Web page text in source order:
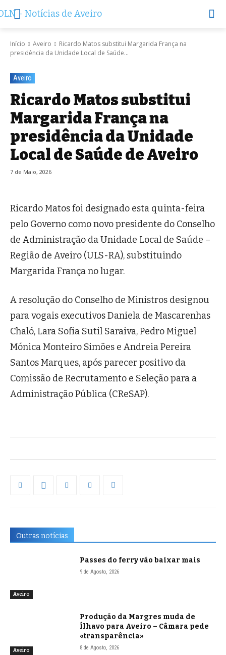
Início Aveiro
Ricardo Matos substitui Margarida França na
presidência da Unidade Local de Saúde...
Aveiro
Ricardo Matos substitui
Margarida França na
presidência da Unidade
Local de Saúde de Aveiro
7 de Maio, 2026
Ricardo Matos foi designado esta quinta-feira
pelo Governo como novo presidente do Conselho
de Administração da Unidade Local de Saúde –
Região de Aveiro (ULS-RA), substituindo
Margarida França no lugar.
A resolução do Conselho de Ministros designou
para vogais executivos Daniela de Mascarenhas
Chaló, Lara Sofia Sutil Saraiva, Pedro Miguel
Mónica Monteiro Simões e Andreia Pereira
Santos Marques, após parecer positivo da
Comissão de Recrutamento e Seleção para a
Administração Pública (CReSAP).
Outras notícias
Aveiro
Passes do ferry vão baixar mais
9 de Agosto, 2026
Aveiro
Produção da Margres muda de
Ílhavo para Aveiro – Câmara pede
«transparência»
8 de Agosto, 2026